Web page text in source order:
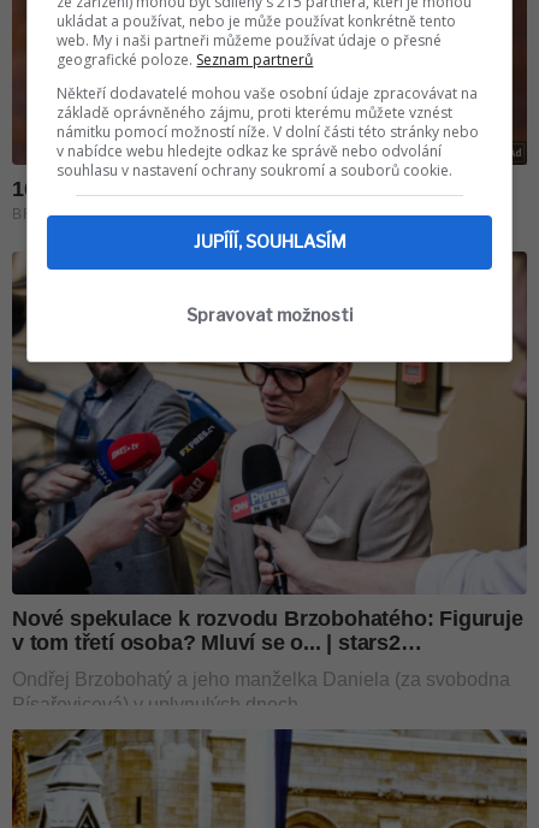
ukládat a používat, nebo je může používat konkrétně tento
web. My i naši partneři můžeme používat údaje o přesné
geografické poloze. Seznam partnerů
Někteří dodavatelé mohou vaše osobní údaje zpracovávat na
základě oprávněného zájmu, proti kterému můžete vznést
námitku pomocí možností níže. V dolní části této stránky nebo
v nabídce webu hledejte odkaz ke správě nebo odvolání
souhlasu v nastavení ochrany soukromí a souborů cookie.
JUPÍÍÍ, SOUHLASÍM
Spravovat možnosti